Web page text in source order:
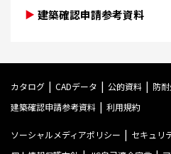
建築確認申請参考資料
カタログ CADデータ 公的資料
防
建築確認申請参考資料
利用規約
ソーシャルメディアポリシー セキュリ